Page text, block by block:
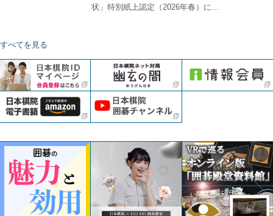
状」特別紙上認定（2026年春）に...
すべてを見る